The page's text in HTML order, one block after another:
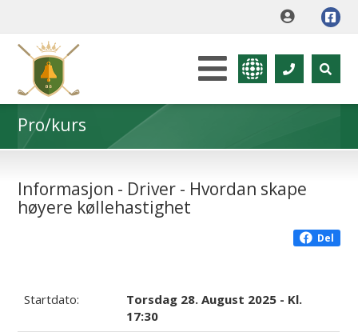
Pro/kurs
Informasjon - Driver - Hvordan skape
høyere køllehastighet
Del
Startdato:
Torsdag 28. August 2025 - Kl.
17:30